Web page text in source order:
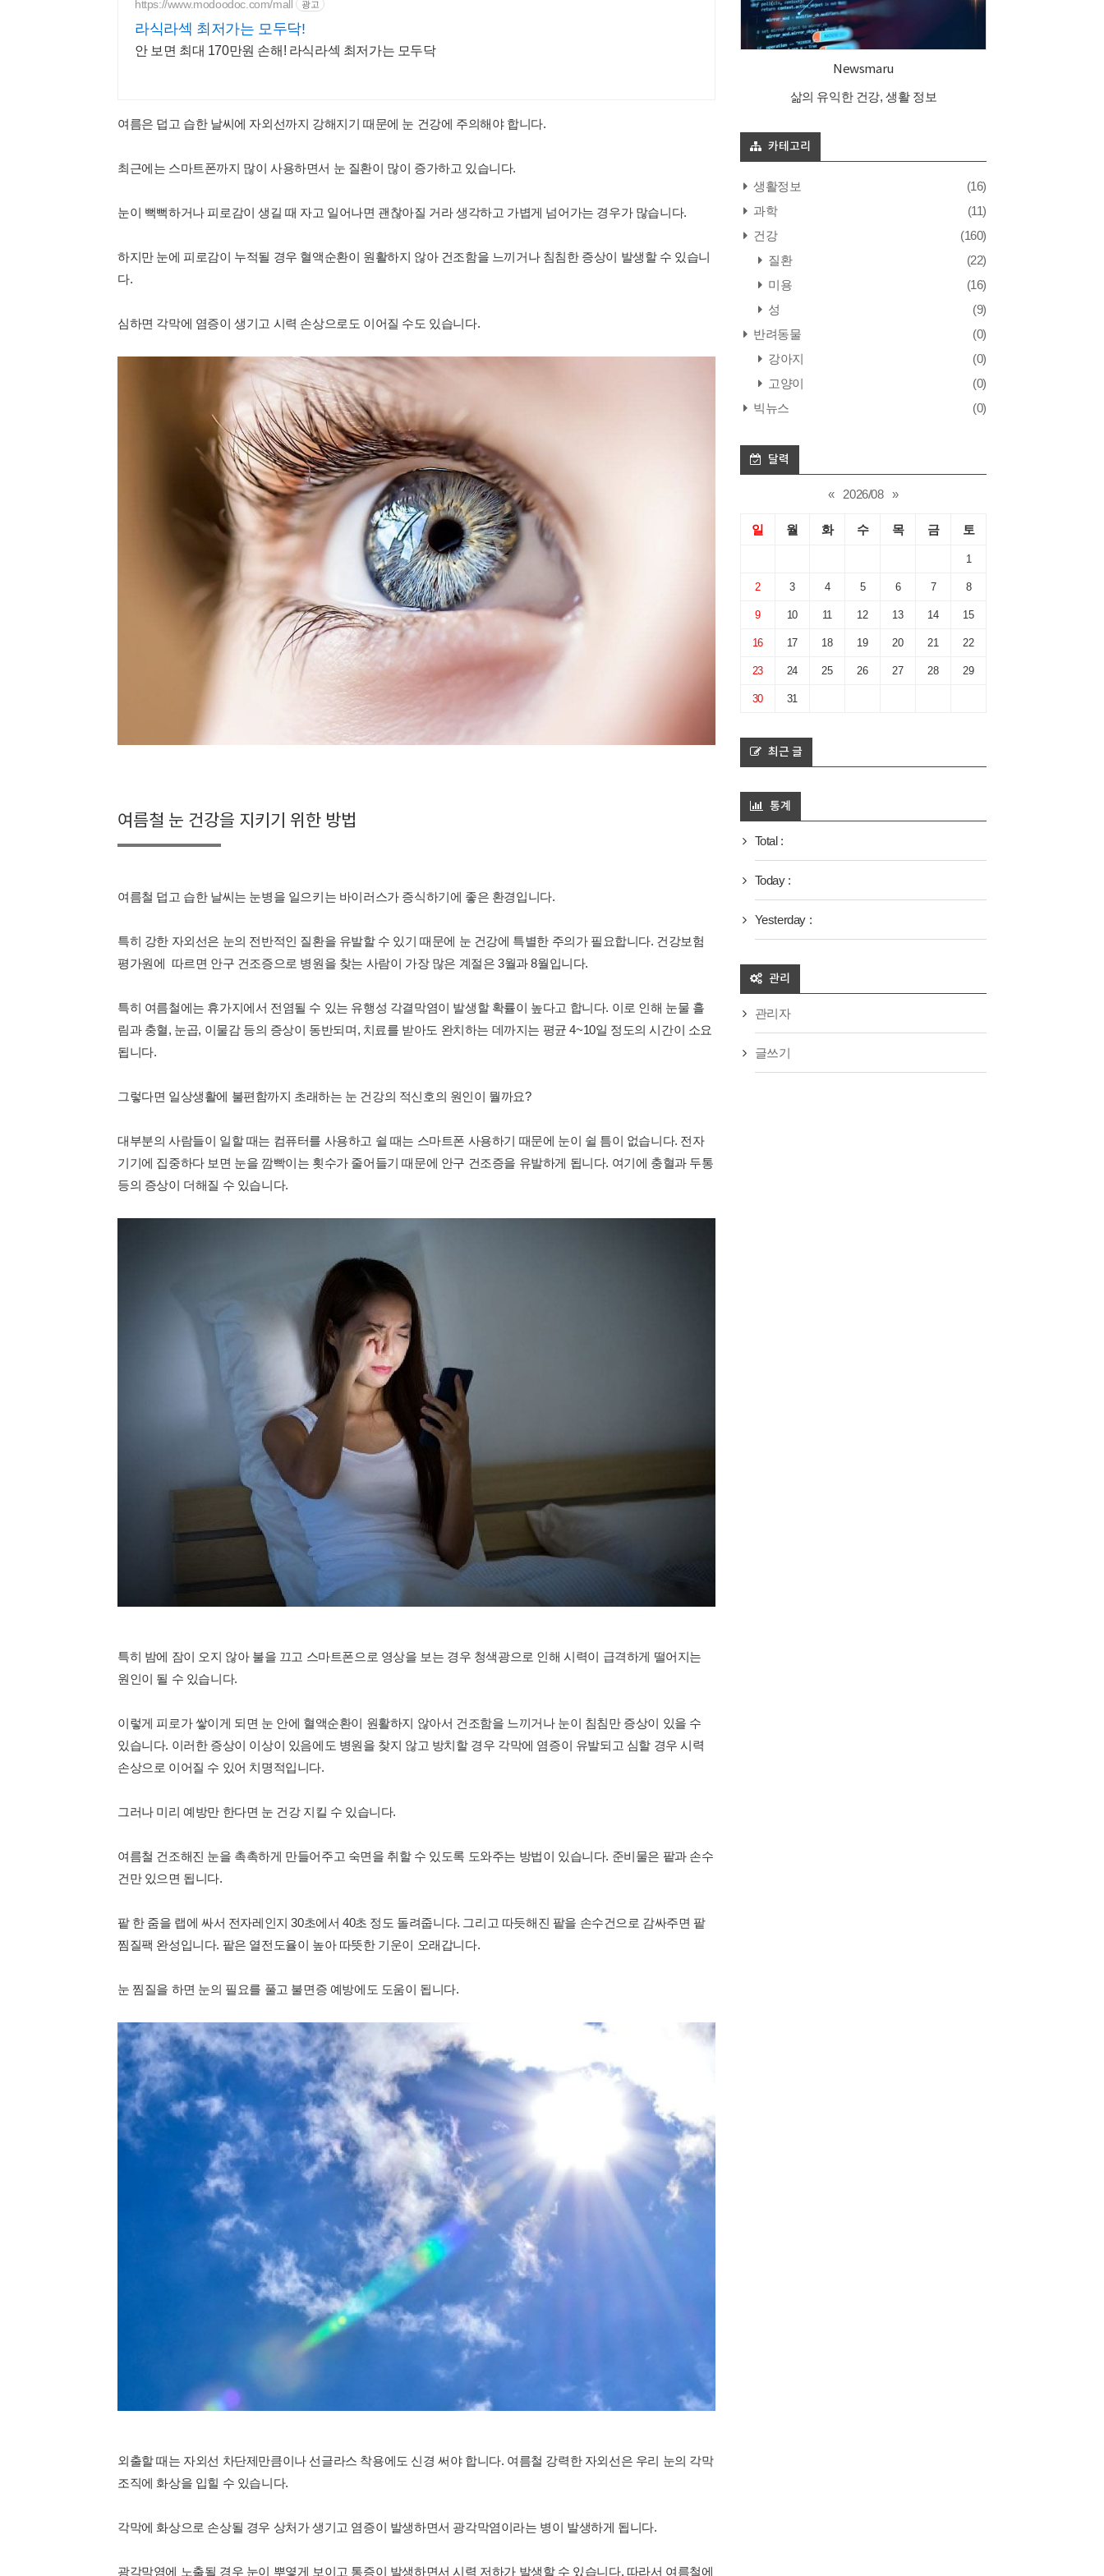
https://www.modoodoc.com/mall 광고
라식라섹 최저가는 모두닥!
안 보면 최대 170만원 손해! 라식라섹 최저가는 모두닥
여름은 덥고 습한 날씨에 자외선까지 강해지기 때문에 눈 건강에 주의해야 합니다.
최근에는 스마트폰까지 많이 사용하면서 눈 질환이 많이 증가하고 있습니다.
눈이 뻑뻑하거나 피로감이 생길 때 자고 일어나면 괜찮아질 거라 생각하고 가볍게 넘어가는 경우가 많습니다.
하지만 눈에 피로감이 누적될 경우 혈액순환이 원활하지 않아 건조함을 느끼거나 침침한 증상이 발생할 수 있습니
다.
심하면 각막에 염증이 생기고 시력 손상으로도 이어질 수도 있습니다.
여름철 눈 건강을 지키기 위한 방법
여름철 덥고 습한 날씨는 눈병을 일으키는 바이러스가 증식하기에 좋은 환경입니다.
특히 강한 자외선은 눈의 전반적인 질환을 유발할 수 있기 때문에 눈 건강에 특별한 주의가 필요합니다. 건강보험
평가원에 따르면 안구 건조증으로 병원을 찾는 사람이 가장 많은 계절은 3월과 8월입니다.
특히 여름철에는 휴가지에서 전염될 수 있는 유행성 각결막염이 발생할 확률이 높다고 합니다. 이로 인해 눈물 흘
림과 충혈, 눈곱, 이물감 등의 증상이 동반되며, 치료를 받아도 완치하는 데까지는 평균 4~10일 정도의 시간이 소요
됩니다.
그렇다면 일상생활에 불편함까지 초래하는 눈 건강의 적신호의 원인이 뭘까요?
대부분의 사람들이 일할 때는 컴퓨터를 사용하고 쉴 때는 스마트폰 사용하기 때문에 눈이 쉴 틈이 없습니다. 전자
기기에 집중하다 보면 눈을 깜빡이는 횟수가 줄어들기 때문에 안구 건조증을 유발하게 됩니다. 여기에 충혈과 두통
등의 증상이 더해질 수 있습니다.
특히 밤에 잠이 오지 않아 불을 끄고 스마트폰으로 영상을 보는 경우 청색광으로 인해 시력이 급격하게 떨어지는
원인이 될 수 있습니다.
이렇게 피로가 쌓이게 되면 눈 안에 혈액순환이 원활하지 않아서 건조함을 느끼거나 눈이 침침만 증상이 있을 수
있습니다. 이러한 증상이 이상이 있음에도 병원을 찾지 않고 방치할 경우 각막에 염증이 유발되고 심할 경우 시력
손상으로 이어질 수 있어 치명적입니다.
그러나 미리 예방만 한다면 눈 건강 지킬 수 있습니다.
여름철 건조해진 눈을 촉촉하게 만들어주고 숙면을 취할 수 있도록 도와주는 방법이 있습니다. 준비물은 팥과 손수
건만 있으면 됩니다.
팥 한 줌을 랩에 싸서 전자레인지 30초에서 40초 정도 돌려줍니다. 그리고 따듯해진 팥을 손수건으로 감싸주면 팥
찜질팩 완성입니다. 팥은 열전도율이 높아 따뜻한 기운이 오래갑니다.
눈 찜질을 하면 눈의 필요를 풀고 불면증 예방에도 도움이 됩니다.
외출할 때는 자외선 차단제만큼이나 선글라스 착용에도 신경 써야 합니다. 여름철 강력한 자외선은 우리 눈의 각막
조직에 화상을 입힐 수 있습니다.
각막에 화상으로 손상될 경우 상처가 생기고 염증이 발생하면서 광각막염이라는 병이 발생하게 됩니다.
광각막염에 노출될 경우 눈이 뿌옇게 보이고 통증이 발생하면서 시력 저하가 발생할 수 있습니다. 따라서 여름철에
Newsmaru
삶의 유익한 건강, 생활 정보
카테고리
생활정보
(16)
과학
(11)
건강
(160)
질환
(22)
미용
(16)
성
(9)
반려동물
(0)
강아지
(0)
고양이
(0)
빅뉴스
(0)
달력
« 2026/08 »
일 월 화 수 목 금 토
1
2 3 4 5 6 7 8
9 10 11 12 13 14 15
16 17 18 19 20 21 22
23 24 25 26 27 28 29
30 31
최근 글
통계
Total :
Today :
Yesterday :
관리
관리자
글쓰기